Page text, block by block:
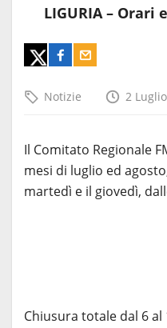
LIGURIA – Orari
Notizie 2
Il Comitato Regionale
mesi di luglio ed
martedì e il giovedì,
Chiusura totale dal 6 al